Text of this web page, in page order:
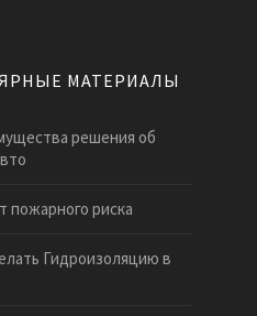
МАТЕРИАЛЫ
решения об
пожарного риска
Гидроизоляцию в